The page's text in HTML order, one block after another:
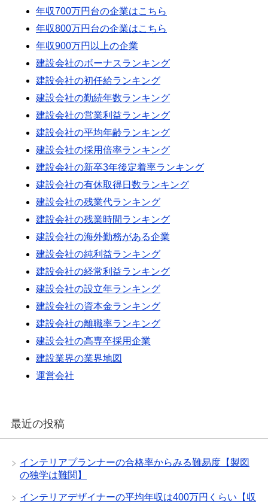
年収700万円台の企業はこちら
年収800万円台の企業はこちら
年収900万円以上の企業
建設会社のボーナスランキング
建設会社の初任給ランキング
建設会社の勤続年数ランキング
建設会社の営業利益ランキング
建設会社の平均年齢ランキング
建設会社の採用倍率ランキング
建設会社の新卒3年後定着率ランキング
建設会社の有休取得日数ランキング
建設会社の残業代ランキング
建設会社の残業時間ランキング
建設会社の海外勤務がある企業
建設会社の純利益ランキング
建設会社の経常利益ランキング
建設会社の設立年ランキング
建設会社の資本金ランキング
建設会社の離職率ランキング
建設会社の高専卒採用企業
建設業界の業界地図
運営会社
最近の投稿
インテリアプランナーの合格率からみる難易度【製図
の独学は難関】
インテリアデザイナーの平均年収は400万円くらい【収